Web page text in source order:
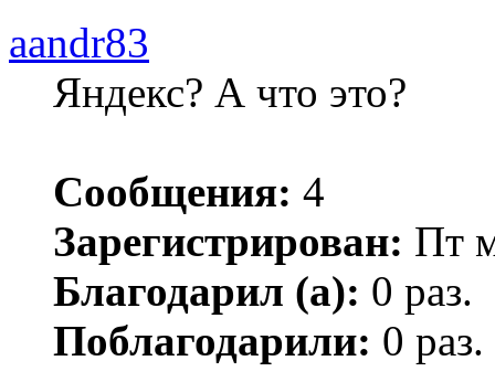
aandr83
Яндекс? А что это?
Сообщения: 4
Зарегистрирован: Пт
Благодарил (а): 0 раз.
Поблагодарили: 0 раз.